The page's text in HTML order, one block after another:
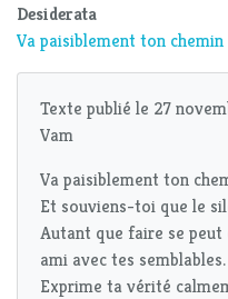
Desiderata
Va paisiblement ton
Texte publié le 27
Vam
Va paisiblement ton
Et souviens-toi que le
Autant que faire se peut
ami avec tes semblables.
Exprime ta vérité